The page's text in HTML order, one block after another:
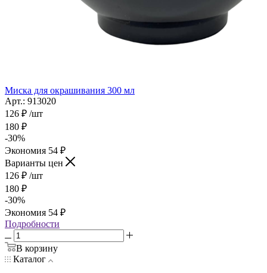
Миска для окрашивания 300 мл
Арт.: 913020
126 ₽ /шт
180 ₽
-30%
Экономия 54 ₽
Варианты цен
126 ₽ /шт
180 ₽
-30%
Экономия 54 ₽
Подробности
В корзину
Каталог